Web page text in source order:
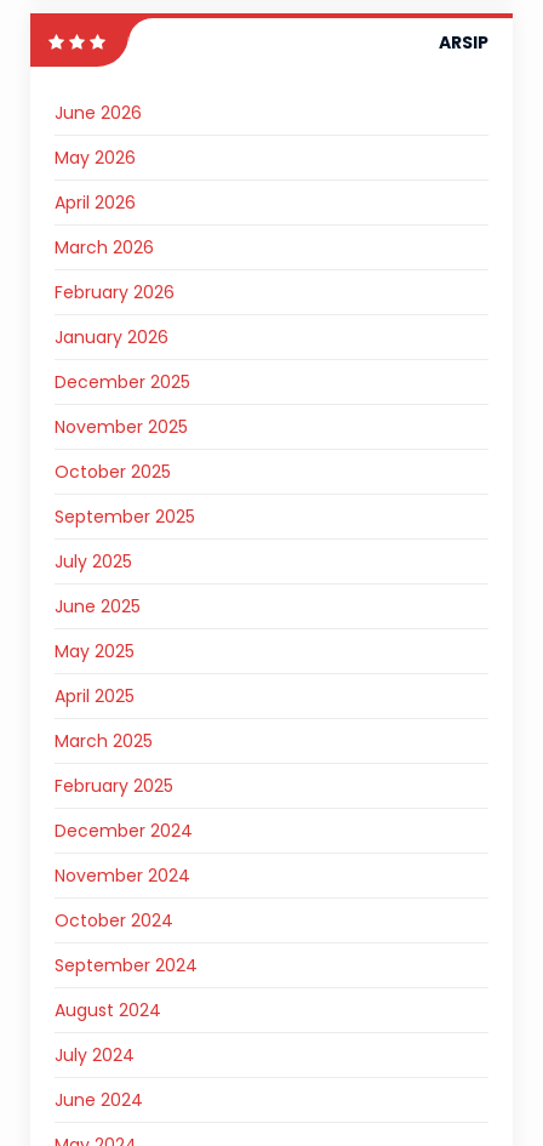
ARSIP
June 2026
May 2026
April 2026
March 2026
February 2026
January 2026
December 2025
November 2025
October 2025
September 2025
July 2025
June 2025
May 2025
April 2025
March 2025
February 2025
December 2024
November 2024
October 2024
September 2024
August 2024
July 2024
June 2024